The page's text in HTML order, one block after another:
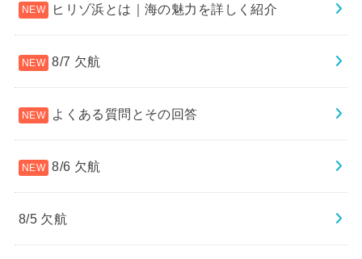
ヒリゾ浜とは｜海の魅力を詳しく紹介
8/7 欠航
よくある質問とその回答
8/6 欠航
8/5 欠航